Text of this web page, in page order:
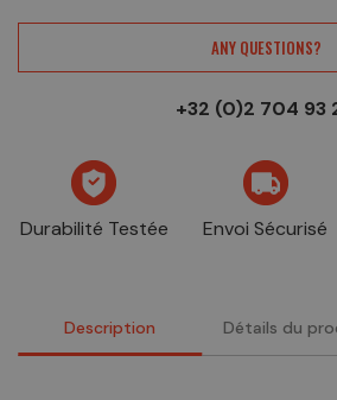
ANY QUESTIONS?
+32 (0)2 704 93
Durabilité Testée Envoi Sécurisé
Description Détails du